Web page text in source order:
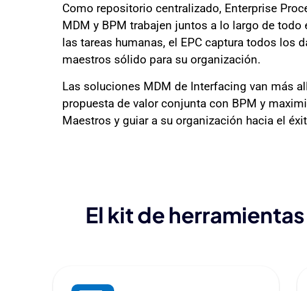
Como repositorio centralizado, Enterprise
MDM y BPM trabajen juntos a lo largo de
las tareas humanas, el EPC captura todos los
maestros sólido para su organización.
Las soluciones MDM de Interfacing van más
propuesta de valor conjunta con BPM y
Maestros y guiar a su organización hacia el
El kit de